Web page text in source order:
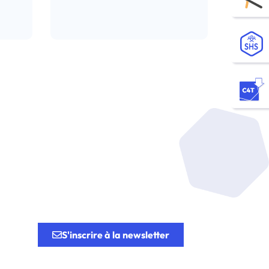
S'inscrire à la newsletter